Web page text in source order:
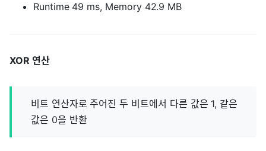
Runtime 49 ms, Memory 42.9 MB
XOR 연산
비트 연산자로 주어진 두 비트에서 다른 값은 1, 같은
값은 0을 반환